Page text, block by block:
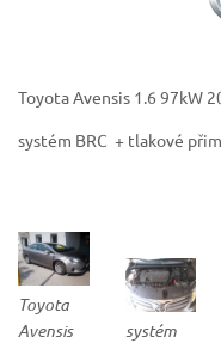
Toyota Avensis 1.6 97kW
systém BRC + tlakové
Toyota
Avensis
systém